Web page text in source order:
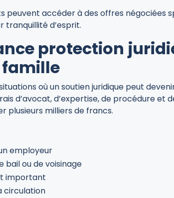
peuvent accéder à des offres négociées
d’esprit.
protection
famille
où un soutien juridique peut
d’avocat, d’expertise, de procédure et
plusieurs milliers de francs.
employeur
bail ou de voisinage
important
circulation